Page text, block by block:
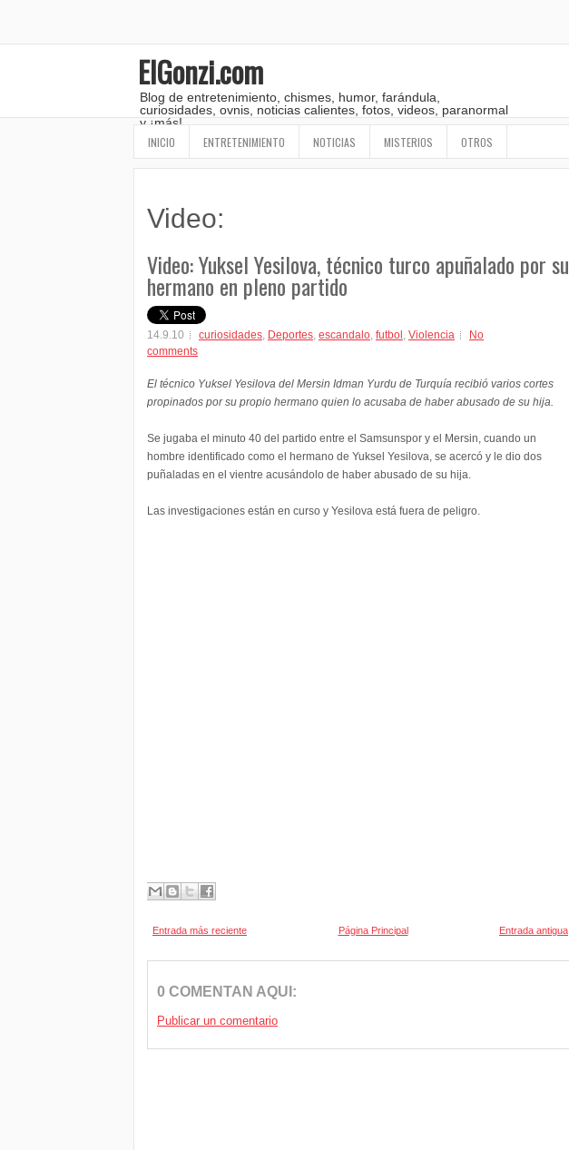
ElGonzi.com
Blog de entretenimiento, chismes, humor, farándula,
curiosidades, ovnis, noticias calientes, fotos, videos, paranormal
y ¡más!
INICIO ENTRETENIMIENTO NOTICIAS MISTERIOS OTROS
Video:
Video: Yuksel Yesilova, técnico turco apuñalado por su
hermano en pleno partido
14.9.10 curiosidades, Deportes, escandalo, futbol, Violencia
No
comments
El técnico Yuksel Yesilova del Mersin Idman Yurdu de Turquía recibió varios cortes
propinados por su propio hermano quien lo acusaba de haber abusado de su hija.
Se jugaba el minuto 40 del partido entre el Samsunspor y el Mersin, cuando un
hombre identificado como el hermano de Yuksel Yesilova, se acercó y le dio dos
puñaladas en el vientre acusándolo de haber abusado de su hija.
Las investigaciones están en curso y Yesilova está fuera de peligro.
Entrada más reciente Entrada antigua
Página Principal
0 COMENTAN AQUI:
Publicar un comentario